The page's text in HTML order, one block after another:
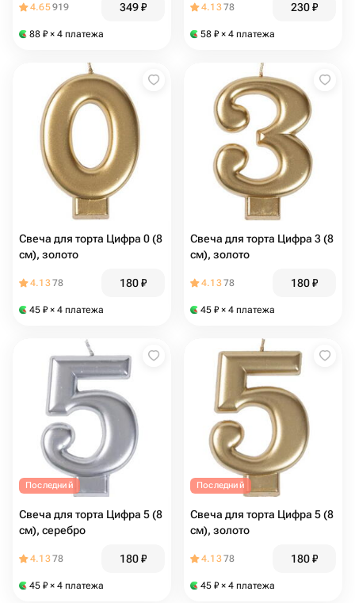
4.65919 349₽
88 ₽ × 4 платежа
4.1378 230₽
58 ₽ × 4 платежа
Свеча для торта Цифра 0 (8
см), золото
4.1378 180₽
45 ₽ × 4 платежа
Свеча для торта Цифра 3 (8
см), золото
4.1378 180₽
45 ₽ × 4 платежа
Последний
Свеча для торта Цифра 5 (8
см), серебро
4.1378 180₽
45 ₽ × 4 платежа
Последний
Свеча для торта Цифра 5 (8
см), золото
4.1378 180₽
45 ₽ × 4 платежа